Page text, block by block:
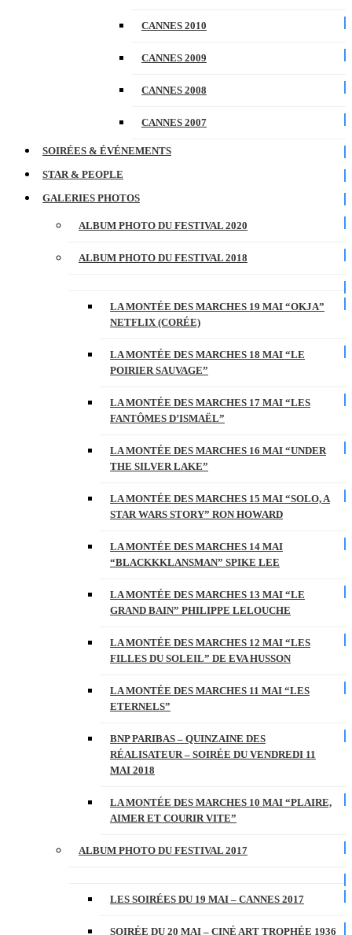
CANNES 2010
CANNES 2009
CANNES 2008
CANNES 2007
SOIRÉES & ÉVÉNEMENTS
STAR & PEOPLE
GALERIES PHOTOS
ALBUM PHOTO DU FESTIVAL 2020
ALBUM PHOTO DU FESTIVAL 2018
LA MONTÉE DES MARCHES 19 MAI “OKJA”
NETFLIX (CORÉE)
LA MONTÉE DES MARCHES 18 MAI “LE
POIRIER SAUVAGE”
LA MONTÉE DES MARCHES 17 MAI “LES
FANTÔMES D’ISMAËL”
LA MONTÉE DES MARCHES 16 MAI “UNDER
THE SILVER LAKE”
LA MONTÉE DES MARCHES 15 MAI “SOLO, A
STAR WARS STORY” RON HOWARD
LA MONTÉE DES MARCHES 14 MAI
“BLACKKKLANSMAN” SPIKE LEE
LA MONTÉE DES MARCHES 13 MAI “LE
GRAND BAIN” PHILIPPE LELOUCHE
LA MONTÉE DES MARCHES 12 MAI “LES
FILLES DU SOLEIL” DE EVA HUSSON
LA MONTÉE DES MARCHES 11 MAI “LES
ETERNELS”
BNP PARIBAS – QUINZAINE DES
RÉALISATEUR – SOIRÉE DU VENDREDI 11
MAI 2018
LA MONTÉE DES MARCHES 10 MAI “PLAIRE,
AIMER ET COURIR VITE”
ALBUM PHOTO DU FESTIVAL 2017
LES SOIRÉES DU 19 MAI – CANNES 2017
SOIRÉE DU 20 MAI – CINÉ ART TROPHÉE 1936